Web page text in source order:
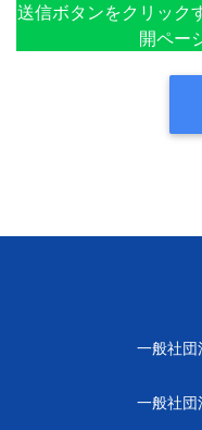
送信ボタンをクリック
開ペー
一般社団
一般社団